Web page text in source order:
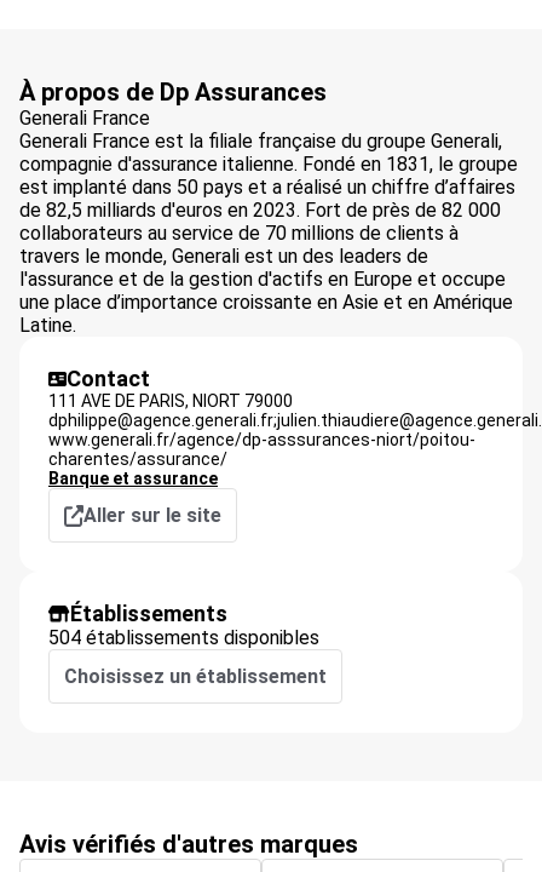
À propos de Dp Assurances
Generali France
Generali France est la filiale française du groupe Generali,
compagnie d'assurance italienne. Fondé en 1831, le groupe
est implanté dans 50 pays et a réalisé un chiffre d’affaires
de 82,5 milliards d'euros en 2023. Fort de près de 82 000
collaborateurs au service de 70 millions de clients à
travers le monde, Generali est un des leaders de
l'assurance et de la gestion d'actifs en Europe et occupe
une place d’importance croissante en Asie et en Amérique
Latine.
Contact
111 AVE DE PARIS, NIORT 79000
www.generali.fr/agence/dp-asssurances-niort/poitou-
charentes/assurance/
Banque et assurance
Aller sur le site
Établissements
504 établissements disponibles
Choisissez un établissement
Avis vérifiés d'autres marques